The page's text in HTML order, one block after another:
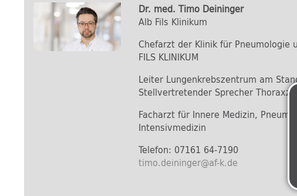
Dr. med. Timo Deininger
Alb Fils Klinikum
Chefarzt der Klinik für Pneumologie
FILS KLINIKUM
Leiter Lungenkrebszentrum am
Stellvertretender Sprecher
Facharzt für Innere Medizin,
Intensivmedizin
Telefon: 07161 64-7190
timo.deininger@af-k.de